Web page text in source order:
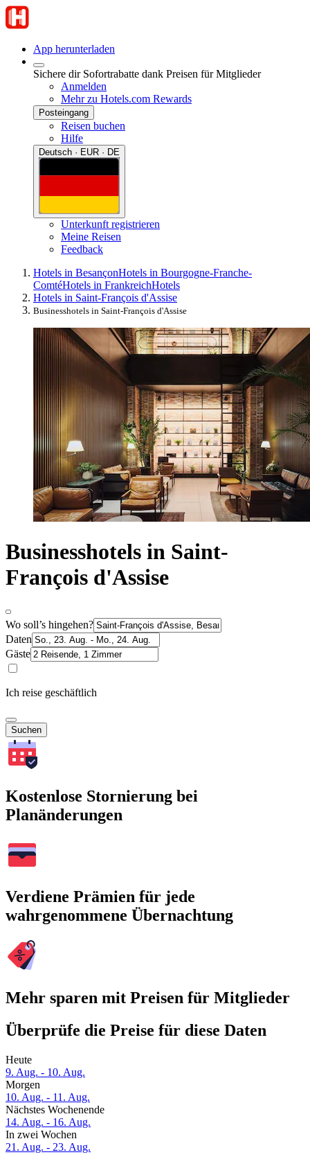
App herunterladen
Sichere dir Sofortrabatte dank Preisen für Mitglieder
Anmelden
Mehr zu Hotels.com Rewards
Posteingang
Reisen buchen
Hilfe
Deutsch · EUR · DE
Unterkunft registrieren
Meine Reisen
Feedback
Hotels in BesançonHotels in Bourgogne-Franche-
ComtéHotels in FrankreichHotels
Hotels in Saint-François d'Assise
Businesshotels in Saint-François d'Assise
Businesshotels in Saint-
François d'Assise
Wo soll’s hingehen?
Daten
Gäste
Ich reise geschäftlich
Suchen
Kostenlose Stornierung bei
Planänderungen
Verdiene Prämien für jede
wahrgenommene Übernachtung
Mehr sparen mit Preisen für Mitglieder
Überprüfe die Preise für diese Daten
Heute
9. Aug. - 10. Aug.
Morgen
10. Aug. - 11. Aug.
Nächstes Wochenende
14. Aug. - 16. Aug.
In zwei Wochen
21. Aug. - 23. Aug.